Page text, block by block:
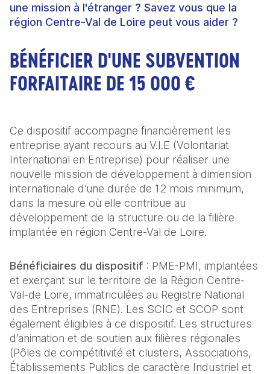
une mission à l'étranger ? Savez vous que la
région Centre-Val de Loire peut vous aider ?
BÉNÉFICIER D'UNE SUBVENTION
FORFAITAIRE DE 15 000 €
Ce dispositif accompagne financièrement les
entreprise ayant recours au V.I.E (Volontariat
International en Entreprise) pour réaliser une
nouvelle mission de développement à dimension
internationale d’une durée de 12 mois minimum,
dans la mesure où elle contribue au
développement de la structure ou de la filière
implantée en région Centre-Val de Loire.
Bénéficiaires du dispositif : PME-PMI, implantées
et exerçant sur le territoire de la Région Centre-
Val-de Loire, immatriculées au Registre National
des Entreprises (RNE). Les SCIC et SCOP sont
également éligibles à ce dispositif. Les structures
d’animation et de soutien aux filières régionales
(Pôles de compétitivité et clusters, Associations,
Établissements Publics de caractère Industriel et